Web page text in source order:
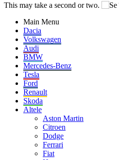
This may take a second or two.
Main Menu
Dacia
Volkswagen
Audi
BMW
Mercedes-Benz
Tesla
Ford
Renault
Skoda
Altele
Aston Martin
Citroen
Dodge
Ferrari
Fiat